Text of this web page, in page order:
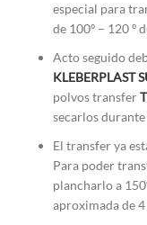
especial para
de 100º – 120 º
Acto seguido
KLEBERPLAST
polvos transfer
secarlos durante
El transfer ya
Para poder
plancharlo a
aproximada de 4